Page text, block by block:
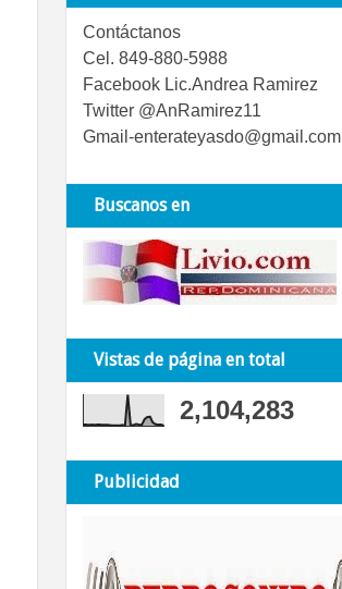
Contáctanos
Cel. 849-880-5988
Facebook Lic.Andrea Ramirez
Twitter @AnRamirez11
Gmail-enterateyasdo@gmail.com
Buscanos en
Vistas de página en total
2,104,283
Publicidad